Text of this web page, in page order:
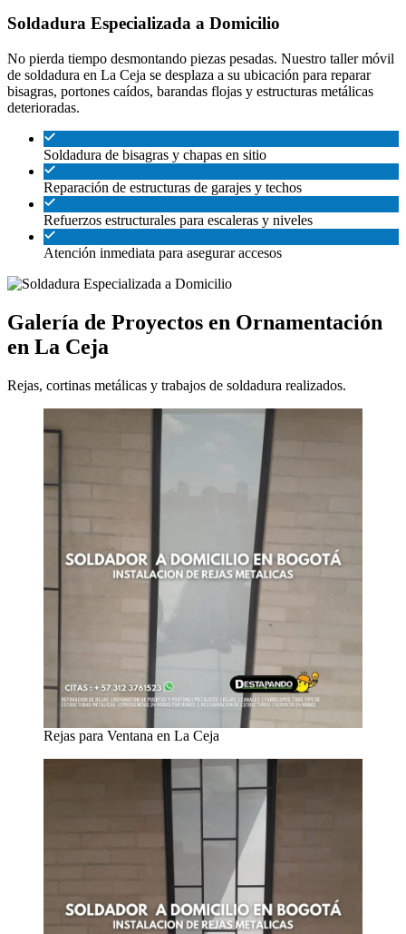
Soldadura Especializada a Domicilio
No pierda tiempo desmontando piezas pesadas. Nuestro taller móvil
de soldadura en La Ceja se desplaza a su ubicación para reparar
bisagras, portones caídos, barandas flojas y estructuras metálicas
deterioradas.
Soldadura de bisagras y chapas en sitio
Reparación de estructuras de garajes y techos
Refuerzos estructurales para escaleras y niveles
Atención inmediata para asegurar accesos
Galería de Proyectos en Ornamentación
en La Ceja
Rejas, cortinas metálicas y trabajos de soldadura realizados.
Rejas para Ventana en La Ceja